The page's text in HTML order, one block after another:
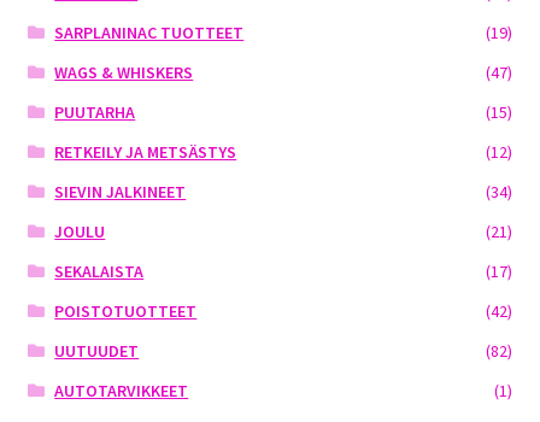
SARPLANINAC TUOTTEET
(19)
WAGS & WHISKERS
(47)
PUUTARHA
(15)
RETKEILY JA METSÄSTYS
(12)
SIEVIN JALKINEET
(34)
JOULU
(21)
SEKALAISTA
(17)
POISTOTUOTTEET
(42)
UUTUUDET
(82)
AUTOTARVIKKEET
(1)